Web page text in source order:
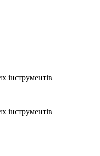
інструментів
інструментів